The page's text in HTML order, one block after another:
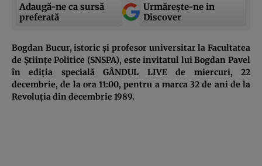
Adaugă-ne ca sursă
preferată
Urmărește-ne in
Discover
Bogdan Bucur, istoric și profesor universitar la Facultatea
de Științe Politice (SNSPA), este invitatul luiBogdan Pavel
înediția specială GÂNDUL LIVE de miercuri, 22
decembrie, de la ora 11:00, pentru a marca 32 de ani de la
Revoluția din decembrie 1989.